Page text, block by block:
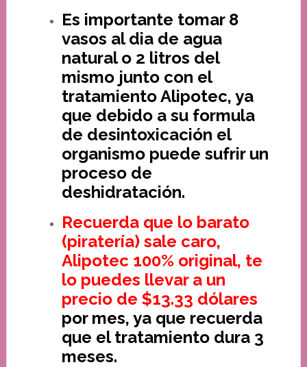
Es importante tomar 8
vasos al dia de agua
natural o 2 litros del
mismo junto con el
tratamiento Alipotec, ya
que debido a su formula
de desintoxicación el
organismo puede sufrir un
proceso de
deshidratación.
Recuerda que lo barato
(piratería) sale caro,
Alipotec 100% original, te
lo puedes llevar a un
precio de $13.33 dólares
por mes, ya que recuerda
que el tratamiento dura 3
meses.